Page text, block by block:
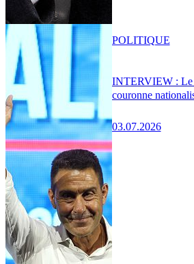
INTERVIEW : Le
couronne
03.07.2026
POLITIQUE